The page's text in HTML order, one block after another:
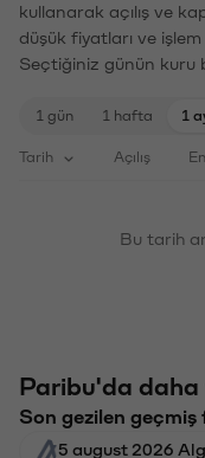
kullanarak açılış ve
düşük fiyatları ve
Seçtiğiniz günün kuru
1 gün 1 hafta 1
Tarih Açılış
Bu tarih
Paribu'da daha
Son gezilen
5 august 2026